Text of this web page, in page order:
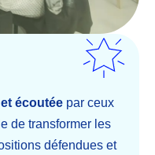
écoutée par ceux
de transformer les
défendues et